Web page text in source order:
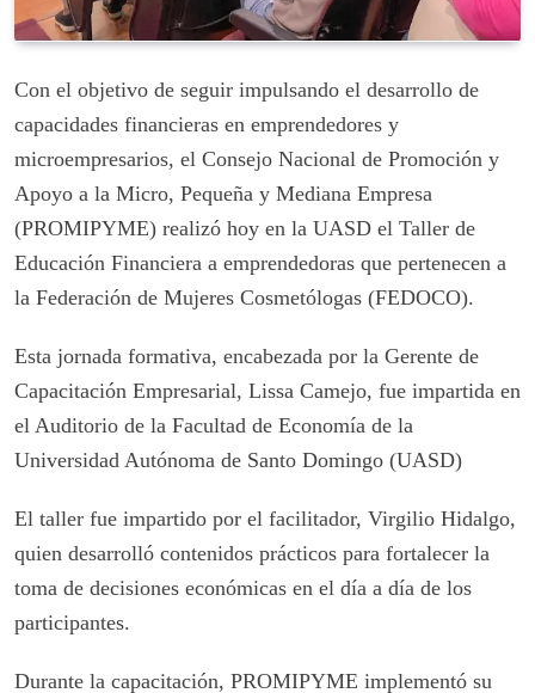
Con el objetivo de seguir impulsando el desarrollo de
capacidades financieras en emprendedores y
microempresarios, el Consejo Nacional de Promoción y
Apoyo a la Micro, Pequeña y Mediana Empresa
(PROMIPYME) realizó hoy en la UASD el Taller de
Educación Financiera a emprendedoras que pertenecen a
la Federación de Mujeres Cosmetólogas (FEDOCO).
Esta jornada formativa, encabezada por la Gerente de
Capacitación Empresarial, Lissa Camejo, fue impartida en
el Auditorio de la Facultad de Economía de la
Universidad Autónoma de Santo Domingo (UASD)
El taller fue impartido por el facilitador, Virgilio Hidalgo,
quien desarrolló contenidos prácticos para fortalecer la
toma de decisiones económicas en el día a día de los
participantes.
Durante la capacitación, PROMIPYME implementó su